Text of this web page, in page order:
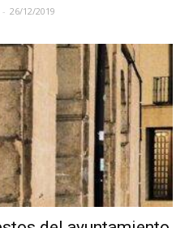
- 26/12/2019